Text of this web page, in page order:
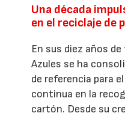
Una década
en el reciclaje de
En sus diez años
Azules se ha
de referencia para
continua en la
cartón. Desde su